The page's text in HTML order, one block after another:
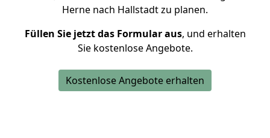
Herne nach Hallstadt zu planen.
Füllen Sie jetzt das Formular aus, und erhalten
Sie kostenlose Angebote.
Kostenlose Angebote erhalten